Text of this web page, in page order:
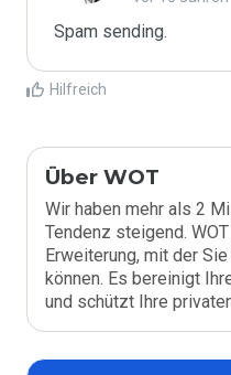
Spam sending.
Hilfreich
Über WOT
Wir haben mehr als 2
Tendenz steigend.
Erweiterung, mit der
können. Es bereinigt
und schützt Ihre